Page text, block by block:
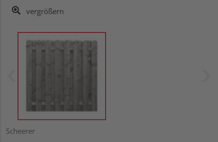
vergrößern
Scheerer